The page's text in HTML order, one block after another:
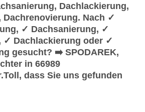
Dachlackierung,
Dachrenovierung. Nach ✓
✓ Dachsanierung, ✓
✓ Dachlackierung oder ✓
gesucht? ➡️ SPODAREK,
in 66989
dass Sie uns gefunden